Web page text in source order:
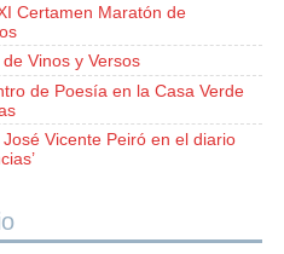
Certamen Maratón de
Vinos y Versos
de Poesía en la Casa Verde
Vicente Peiró en el diario